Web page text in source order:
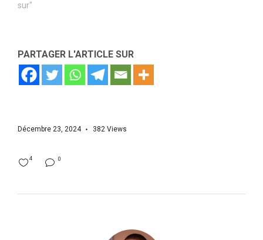
sur"
PARTAGER L'ARTICLE SUR
Décembre 23, 2024 382 Views
0
4